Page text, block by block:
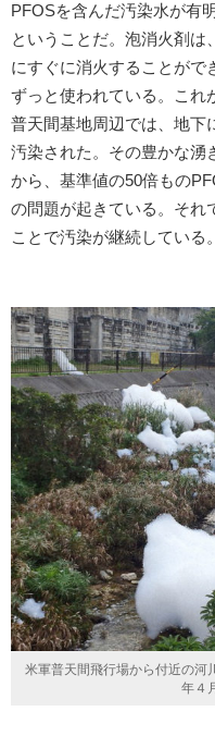
PFOSを含んだ汚染水が有
ということだ。泡消火剤は
にすぐに消火することがで
ずっと使われている。これ
普天間基地周辺では、地下
汚染された。その豊かな湧
から、基準値の50倍もの
の問題が起きている。それ
ことで汚染が継続している。
米軍普天間飛行場から付近の河
年４